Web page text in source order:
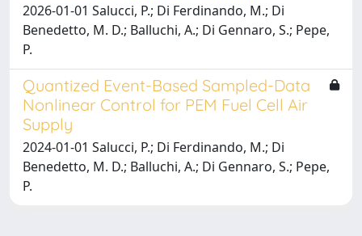
2026-01-01 Salucci, P.; Di Ferdinando, M.; Di
Benedetto, M. D.; Balluchi, A.; Di Gennaro, S.; Pepe,
P.
Quantized Event-Based Sampled-Data
Nonlinear Control for PEM Fuel Cell Air
Supply
2024-01-01 Salucci, P.; Di Ferdinando, M.; Di
Benedetto, M. D.; Balluchi, A.; Di Gennaro, S.; Pepe,
P.